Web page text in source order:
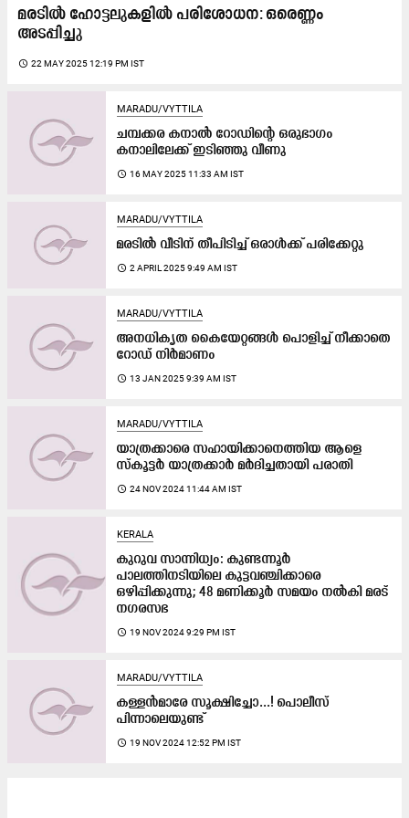
മരടിൽ ഹോട്ടലുകളില്‍ പരിശോധന: ഒരെണ്ണം
അടപ്പിച്ചു
access_time 22 MAY 2025 12:19 PM IST
MARADU/VYTTILA
ചമ്പക്കര കനാൽ റോഡിന്‍റെ ഒരുഭാഗം
കനാലിലേക്ക് ഇടിഞ്ഞു വീണു
access_time 16 MAY 2025 11:33 AM IST
MARADU/VYTTILA
മരടിൽ വീടിന് തീപിടിച്ച് ഒരാൾക്ക്​ പരിക്കേറ്റു
access_time 2 APRIL 2025 9:49 AM IST
MARADU/VYTTILA
അനധികൃത കൈയേറ്റങ്ങൾ പൊളിച്ച് നീക്കാതെ
റോഡ് നിർമാണം
access_time 13 JAN 2025 9:39 AM IST
MARADU/VYTTILA
യാത്രക്കാരെ സഹായിക്കാനെത്തിയ ആളെ
സ്കൂട്ടർ യാത്രക്കാർ മർദിച്ചതായി പരാതി
access_time 24 NOV 2024 11:44 AM IST
KERALA
കുറുവ ​സാന്നിധ്യം: കുണ്ടന്നൂർ
പാലത്തിനടിയിലെ കുട്ടവഞ്ചിക്കാരെ
ഒഴിപ്പിക്കുന്നു; 48 മണിക്കൂർ സമയം നൽകി മരട്
നഗരസഭ
access_time 19 NOV 2024 9:29 PM IST
MARADU/VYTTILA
കള്ളൻമാരേ സൂക്ഷിച്ചോ‍...! പൊലീസ്​
പിന്നാലെയുണ്ട്​
access_time 19 NOV 2024 12:52 PM IST